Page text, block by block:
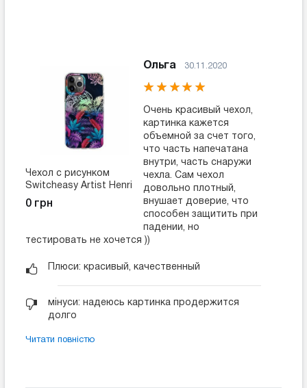
Чехол с рисунком
Switcheasy Artist Henri
Rousseau для iPhone
12/12 Pro
0 грн
Ольга 30.11.2020
Очень красивый чехол,
картинка кажется
объемной за счет того,
что часть напечатана
внутри, часть снаружи
чехла. Сам чехол
довольно плотный,
внушает доверие, что
способен защитить при
падении, но
тестировать не хочется ))
Плюси: красивый, качественный
мінуси: надеюсь картинка продержится
долго
Читати повністю